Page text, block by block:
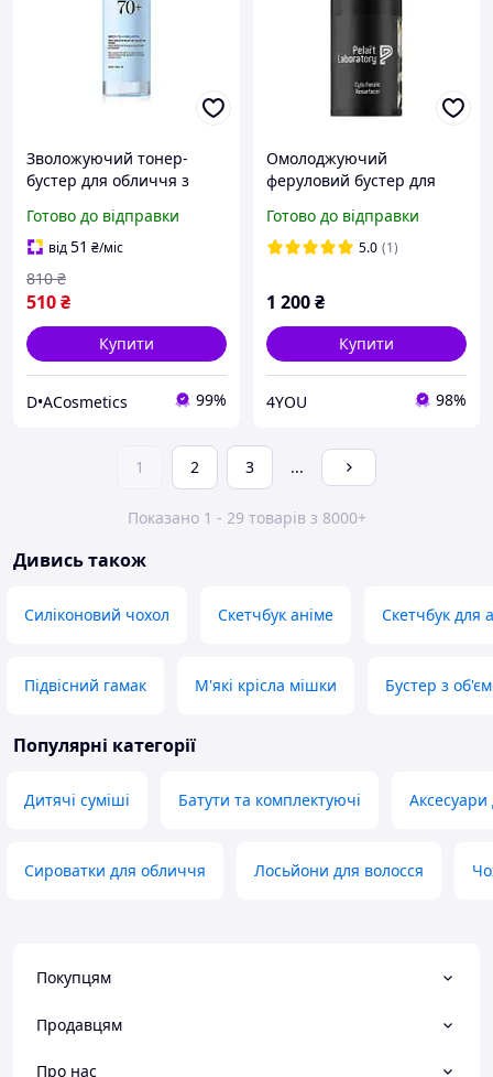
Зволожуючий тонер-
бустер для обличчя з
Birch 70 Moisture Boosting
Toner, 250мл
Готово до відправки
від51 ₴/міс
510₴
810 ₴
Купити
D•ACosmetics 99%
Омолоджуючий
феруловий бустер для
Resurfacer Pelart
Laboratory 30 мл
Готово до відправки
5.0 (1)
1 200₴
Купити
4YOU 98%
1 2 3 ...
Показано 1 - 29 товарів з 8000+
Дивись також
Силіконовий чохол Скетчбук аніме Скетчбук для
Підвісний гамак М'які крісла мішки Бустер з
Популярні категорії
Дитячі суміші Батути та комплектуючі Аксесуари
Сироватки для обличчя Лосьйони для волосся
Покупцям
Продавцям
Про нас